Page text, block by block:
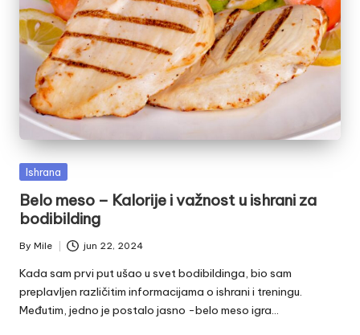
Posted
Ishrana
Belo meso – Kalorije i važnost u ishrani za
bodibilding
Posted
by
By Mile jun 22, 2024
Kada sam prvi put ušao u svet bodibildinga, bio sam
preplavljen različitim informacijama o ishrani i treningu.
Međutim, jedno je postalo jasno -belo meso igra…